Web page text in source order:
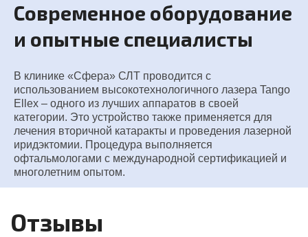
Современное оборудование
и опытные специалисты
В клинике «Сфера» СЛТ проводится с
использованием высокотехнологичного лазера Tango
Ellex – одного из лучших аппаратов в своей
категории. Это устройство также применяется для
лечения вторичной катаракты и проведения лазерной
иридэктомии. Процедура выполняется
офтальмологами с международной сертификацией и
многолетним опытом.
Отзывы